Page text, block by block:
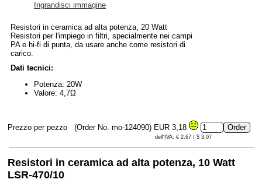
Ingrandisci immagine
Resistori in ceramica ad alta potenza, 20 Watt
Resistori per l'impiego in filtri, specialmente nei campi
PA e hi-fi di punta, da usare anche come resistori di
carico.
Dati tecnici:
Potenza: 20W
Valore: 4,7Ω
Prezzo per pezzo (Order No. mo-124090) EUR 3,18
dell'IVA: € 2.67 / $ 3.07
Resistori in ceramica ad alta potenza, 10 Watt
LSR-470/10